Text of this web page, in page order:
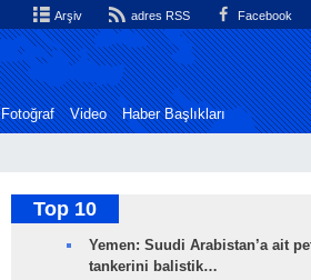
Arşiv adres RSS Facebook
Fotoğraf Video Haber Başlıkları
Top 10
Yemen: Suudi Arabistan’a ait
tankerini balistik…